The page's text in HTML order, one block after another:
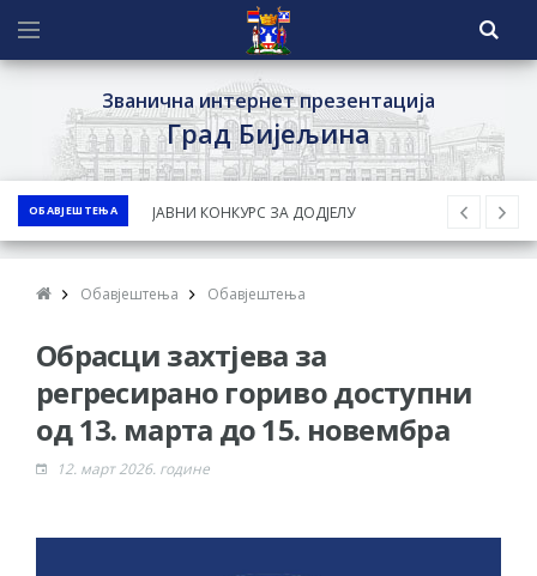
Званична интернет презентација
Град Бијељина
ОБАВЈЕШТЕЊА
ЈАВНИ КОНКУРС ЗА ДОДЈЕЛУ
БЕСПОВРАТНИХ СРЕДСТАВА ЗА
ГРАДА БИЈЕЉИНА ЗА 2026. ГОДИНУ
Обавјештење за предузетника - Ненад
Нукић
ПРЕЛИМИНАРНA РАНГ ЛИСТA
КАНДИДАТА КОЈИ СУ ОСТВАРИЛИ ПРАВО
Обавјештења Обавјештења
Обрасци захтјева за
регресирано гориво доступни
од 13. марта до 15. новембра
12. март 2026. године